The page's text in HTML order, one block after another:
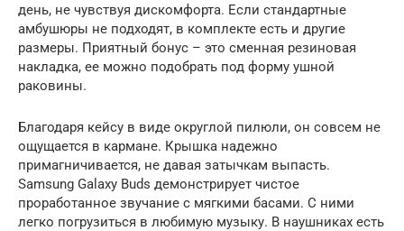
день, не чувствуя дискомфорта. Если стандартные
амбушюры не подходят, в комплекте есть и другие
размеры. Приятный бонус – это сменная резиновая
накладка, ее можно подобрать под форму ушной
раковины.
Благодаря кейсу в виде округлой пилюли, он совсем не
ощущается в кармане. Крышка надежно
примагничивается, не давая затычкам выпасть.
Samsung Galaxy Buds демонстрирует чистое
проработанное звучание с мягкими басами. С ними
легко погрузиться в любимую музыку. В наушниках есть